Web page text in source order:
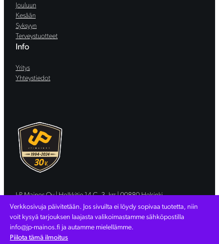
Verkkosivuja päivitetään. Jos sivuilta ei löydy sopivaa tuotetta, niin
voit kysyä tarjouksen laajasta valikoimastamme sähköpostilla
info@jp-mainos.fi ja autamme mielellämme.
Piilota tämä ilmoitus
Jouluun
Kesään
Syksyyn
Terveystuotteet
Info
Yritys
Yhteystiedot
J-P Mainos Oy | Holkkitie 14 C, 3. krs | 00880 Helsinki
Copyright (C) JP-Mainos Oy | 1710051-8 |Tietosuojaseloste
Verkkosivut: WebAula.fi